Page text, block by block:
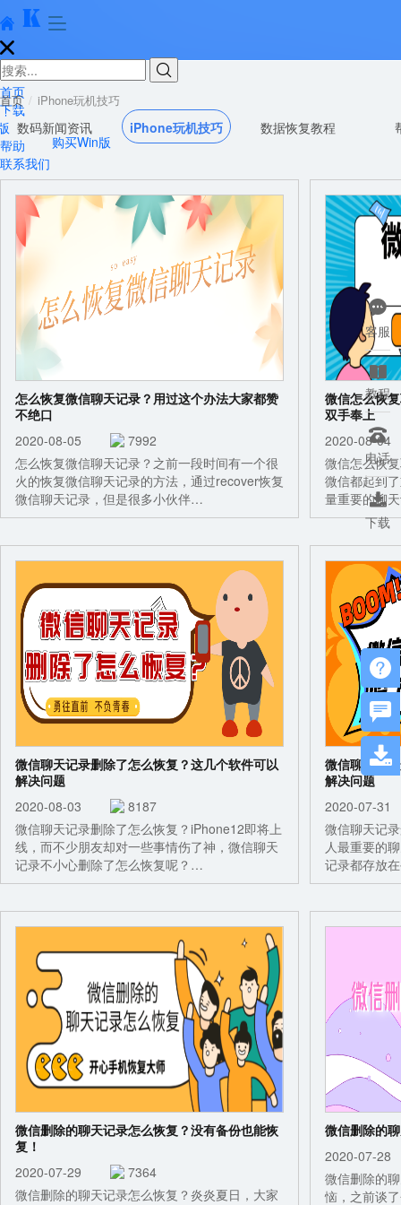
  


首页
下载
购买Win版
帮助
联系我们
首页 iPhone玩机技巧
数码新闻资讯 iPhone玩机技巧 数据恢复教程
怎么恢复微信聊天记录？用过这个办法大家都赞
不绝口
2020-08-05
7992
怎么恢复微信聊天记录？之前一段时间有一个很
火的恢复微信聊天记录的方法，通过recover恢复
微信聊天记录，但是很多小伙伴…
微信怎么恢
双手奉上
2020-
微信怎么恢
微信都起到
量重要的聊
微信聊天记录删除了怎么恢复？这几个软件可以
解决问题
2020-08-03
8187
微信聊天记录删除了怎么恢复？iPhone12即将上
线，而不少朋友却对一些事情伤了神，微信聊天
记录不小心删除了怎么恢复呢？…
微信聊天记
解决问题
2020-
微信聊天记
人最重要的
记录都存放
微信删除的聊天记录怎么恢复？没有备份也能恢
复！
2020-07-29
7364
微信删除的聊天记录怎么恢复？炎炎夏日，大家
微信删除的
2020-
微信删除的
恼，之前谈




客服

教程

电话

下载